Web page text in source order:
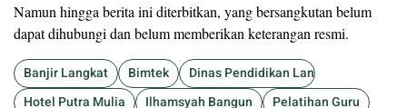
Namun hingga berita ini diterbitkan, yang bersangkutan belum
dapat dihubungi dan belum memberikan keterangan resmi.
Banjir Langkat Bimtek
Dinas Pendidikan Langkat
Hotel Putra Mulia
Ilhamsyah Bangun Pelatihan Guru